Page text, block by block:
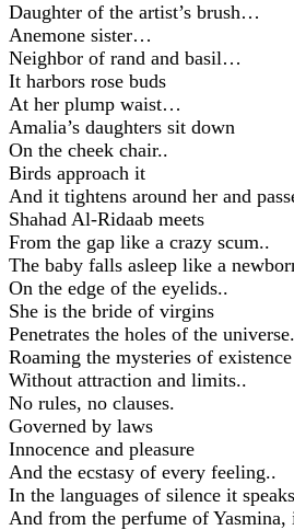
Daughter of the artist’s brush…
Anemone sister…
Neighbor of rand and basil…
It harbors rose buds
At her plump waist…
Amalia’s daughters sit down
On the cheek chair..
Birds approach it
And it tightens around her and
Shahad Al-Ridaab meets
From the gap like a crazy scum..
The baby falls asleep like a
On the edge of the eyelids..
She is the bride of virgins
Penetrates the holes of the
Roaming the mysteries of existence
Without attraction and limits..
No rules, no clauses.
Governed by laws
Innocence and pleasure
And the ecstasy of every feeling..
In the languages of silence it
And from the perfume of